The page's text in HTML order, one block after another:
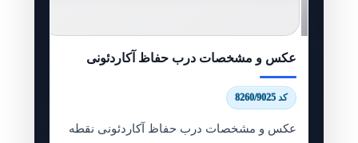
عکس و مشخصات درب حفاظ آکاردئونی
کد 8260/9025
عکس و مشخصات درب حفاظ آکاردئونی نقطه